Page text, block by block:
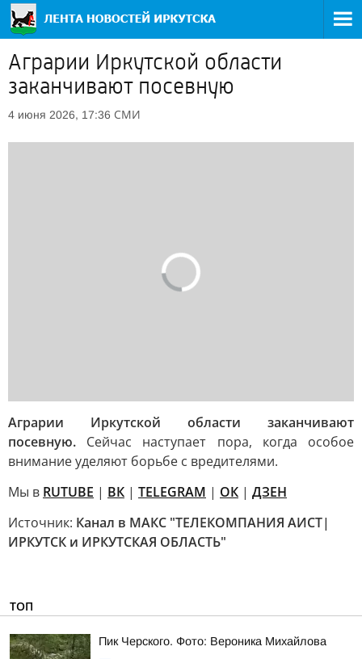
Аграрии Иркутской области
заканчивают посевную
4 июня 2026, 17:36 СМИ
Аграрии Иркутской области заканчивают
посевную. Сейчас наступает пора, когда особое
внимание уделяют борьбе с вредителями.
Мы в RUTUBE | ВК | TELEGRAM | ОК | ДЗЕН
Источник: Канал в МАКС "ТЕЛЕКОМПАНИЯ АИСТ|
ИРКУТСК и ИРКУТСКАЯ ОБЛАСТЬ"
ТОП
Пик Черского. Фото: Вероника Михайлова